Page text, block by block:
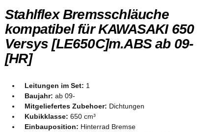
Stahlflex Bremsschläuche
kompatibel für KAWASAKI 650
Versys [LE650C]m.ABS ab 09-
[HR]
Leitungen im Set: 1
Baujahr: ab 09-
Mitgeliefertes Zubehoer: Dichtungen
Kubikklasse: 650 cm³
Einbauposition: Hinterrad Bremse